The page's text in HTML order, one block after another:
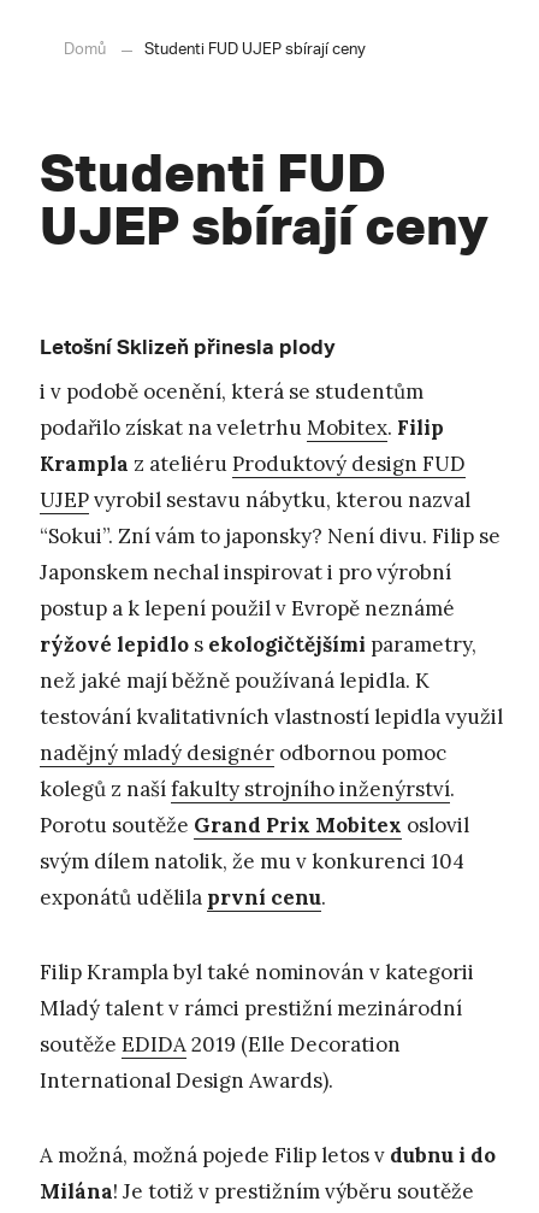
Domů Studenti FUD UJEP sbírají ceny
Studenti FUD
UJEP sbírají ceny
Letošní Sklizeň přinesla plody
i v podobě ocenění, která se studentům
podařilo získat na veletrhuMobitex. Filip
Krampla z ateliéruProduktový design FUD
UJEPvyrobil sestavu nábytku, kterou nazval
“Sokui”. Zní vám to japonsky? Není divu. Filip se
Japonskem nechal inspirovat i pro výrobní
postup a k lepení použil v Evropě neznámé
rýžové lepidlo s ekologičtějšími parametry,
než jaké mají běžně používaná lepidla. K
testování kvalitativních vlastností lepidla využil
nadějný mladý designér odbornou pomoc
kolegů z našífakulty strojního inženýrství.
Porotu soutěže Grand Prix Mobitex oslovil
svým dílem natolik, že mu v konkurenci 104
exponátů udělila první cenu.
Filip Krampla byl také nominován v kategorii
Mladý talent v rámci prestižní mezinárodní
soutěže EDIDA2019 (Elle Decoration
International Design Awards).
A možná, možná pojede Filip letos v dubnu i do
Milána! Je totiž v prestižním výběru soutěže